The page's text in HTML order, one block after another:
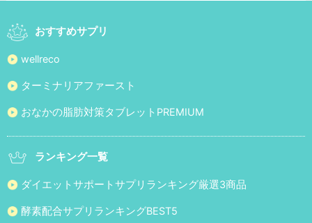
おすすめサプリ
wellreco
ターミナリアファースト
おなかの脂肪対策タブレットPREMIUM
ランキング一覧
ダイエットサポートサプリランキング厳選3商品
酵素配合サプリランキングBEST5